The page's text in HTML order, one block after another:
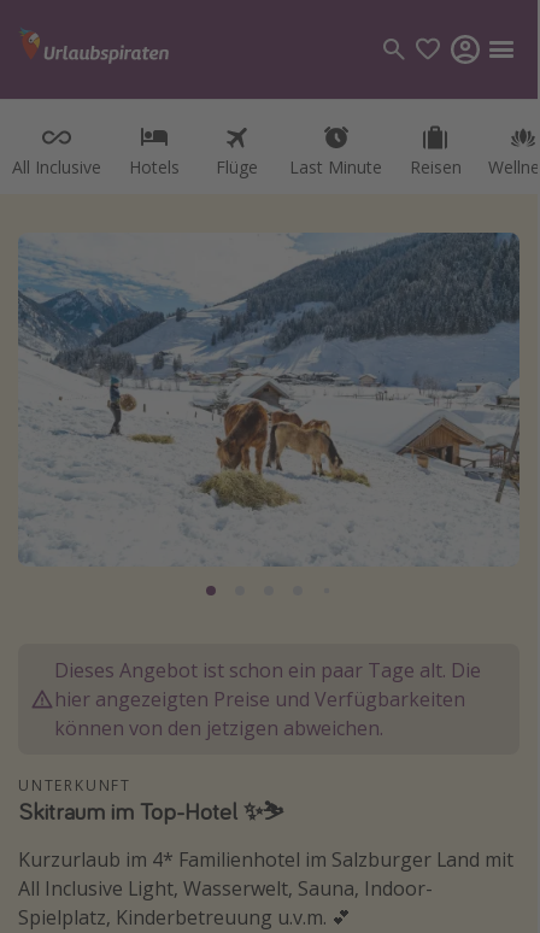
All Inclusive Hotels Flüge Last Minute Reisen
Kategorien
Hotel
Reisen
Kreuzfahrten
Reiseziele
Österreich
Italien
Lombardei
Reisethemen
Städtereisen
Wellnessurlaub
Abenteuerurlaub
Dieses Angebot ist schon ein paar Tage alt. Die
hier angezeigten Preise und Verfügbarkeiten
können von den jetzigen abweichen.
UNTERKUNFT
Skitraum im Top-Hotel ✨⛷️
Kurzurlaub im 4* Familienhotel im Salzburger Land mit
All Inclusive Light, Wasserwelt, Sauna, Indoor-
Spielplatz, Kinderbetreuung u.v.m. 💕